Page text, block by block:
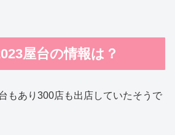
屋台の情報は？
もあり300店も出店していたそうで